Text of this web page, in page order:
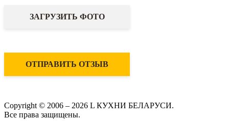
ЗАГРУЗИТЬ ФОТО
ОТПРАВИТЬ ОТЗЫВ
Copyright © 2006 – 2026 L КУХНИ БЕЛАРУСИ.
Все права защищены.